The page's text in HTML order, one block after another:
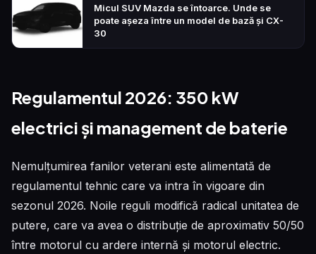
Micul SUV Mazda se întoarce. Unde se
poate așeza între un model de bază și CX-
30
Regulamentul 2026: 350 kW
electrici și management de baterie
Nemulțumirea fanilor veterani este alimentată de
regulamentul tehnic care va intra în vigoare din
sezonul 2026. Noile reguli modifică radical unitatea de
putere, care va avea o distribuție de aproximativ 50/50
între motorul cu ardere internă și motorul electric.